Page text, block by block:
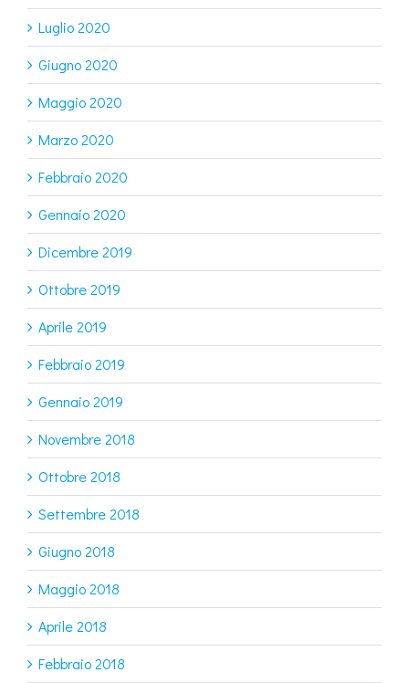
Luglio 2020
Giugno 2020
Maggio 2020
Marzo 2020
Febbraio 2020
Gennaio 2020
Dicembre 2019
Ottobre 2019
Aprile 2019
Febbraio 2019
Gennaio 2019
Novembre 2018
Ottobre 2018
Settembre 2018
Giugno 2018
Maggio 2018
Aprile 2018
Febbraio 2018